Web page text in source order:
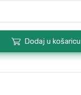
Dodaj u košaricu